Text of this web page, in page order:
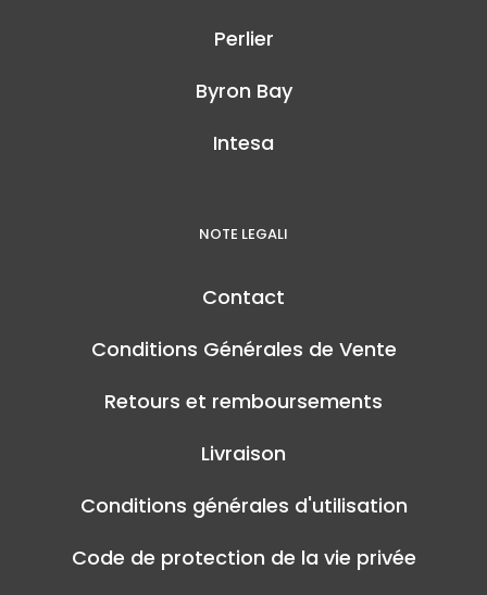
Perlier
Byron Bay
Intesa
NOTE LEGALI
Contact
Conditions Générales de Vente
Retours et remboursements
Livraison
Conditions générales d'utilisation
Code de protection de la vie privée